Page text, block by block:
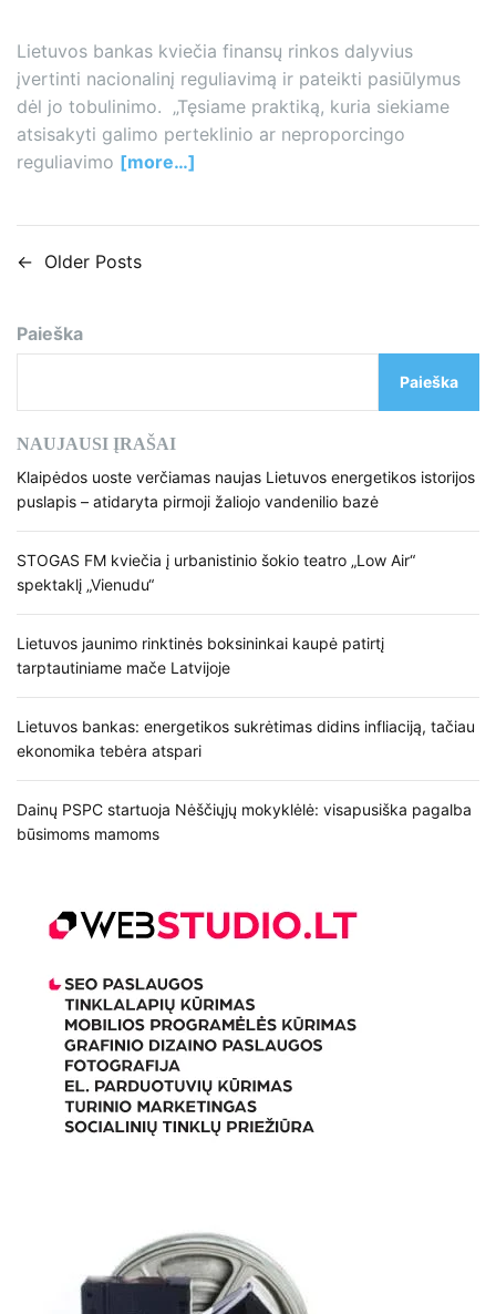
Lietuvos bankas kviečia finansų rinkos dalyvius
įvertinti nacionalinį reguliavimą ir pateikti pasiūlymus
dėl jo tobulinimo. „Tęsiame praktiką, kuria siekiame
atsisakyti galimo perteklinio ar neproporcingo
reguliavimo [more…]
N
v
g
a
c
i
a
a
r
p
← Older Posts
Paieška
Paieška
NAUJAUSI ĮRAŠAI
Klaipėdos uoste verčiamas naujas Lietuvos energetikos istorijos
puslapis – atidaryta pirmoji žaliojo vandenilio bazė
STOGAS FM kviečia į urbanistinio šokio teatro „Low Air“
spektaklį „Vienudu“
Lietuvos jaunimo rinktinės boksininkai kaupė patirtį
tarptautiniame mače Latvijoje
Lietuvos bankas: energetikos sukrėtimas didins infliaciją, tačiau
ekonomika tebėra atspari
Dainų PSPC startuoja Nėščiųjų mokyklėlė: visapusiška pagalba
būsimoms mamoms